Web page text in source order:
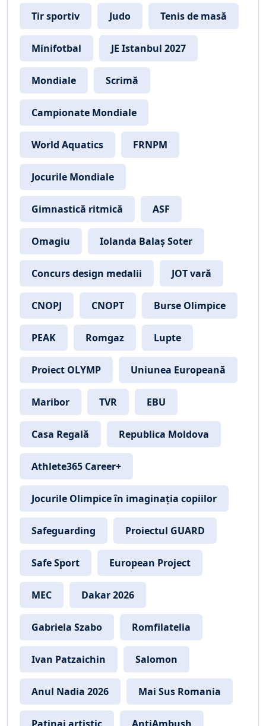
Tir sportiv Judo Tenis de masă
Minifotbal JE Istanbul 2027
Mondiale Scrimă
Campionate Mondiale
World Aquatics FRNPM
Jocurile Mondiale
Gimnastică ritmică ASF
Omagiu Iolanda Balaș Soter
Concurs design medalii JOT vară
CNOPJ CNOPT Burse Olimpice
PEAK Romgaz Lupte
Proiect OLYMP Uniunea Europeană
Maribor TVR EBU
Casa Regală Republica Moldova
Athlete365 Career+
Jocurile Olimpice în imaginația copiilor
Safeguarding Proiectul GUARD
Safe Sport European Project
MEC Dakar 2026
Gabriela Szabo Romfilatelia
Ivan Patzaichin Salomon
Anul Nadia 2026 Mai Sus Romania